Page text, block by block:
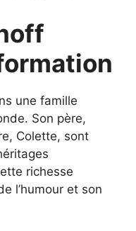
une famille
Son père,
Colette, sont
richesse
l’humour et son